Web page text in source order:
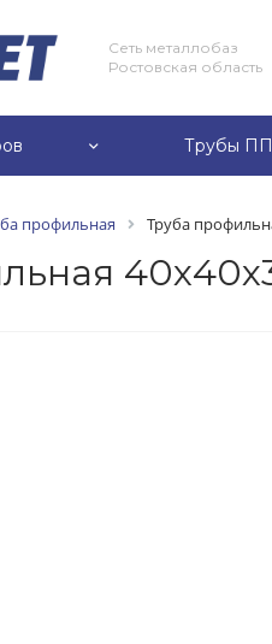
Сеть металлобаз
Ростовская область
Трубы
профильная Труба